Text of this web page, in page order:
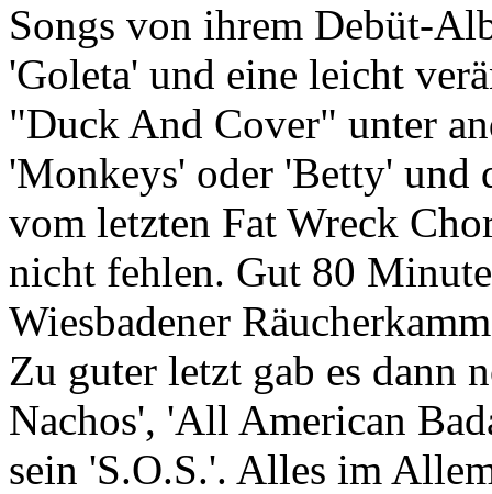
Songs von ihrem Debüt-
'Goleta' und eine leicht
"Duck And Cover" unter
'Monkeys' oder 'Betty' und
vom letzten Fat Wreck
nicht fehlen. Gut 80
Wiesbadener
Zu guter letzt gab es dann
Nachos', 'All American
sein 'S.O.S.'. Alles im